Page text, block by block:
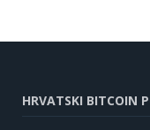
HRVATSKI BITCOIN